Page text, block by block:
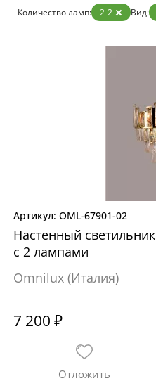
Количество ламп: 2-2 Вид:
OML-67901-02
Настенный
с 2 лампами
Omnilux (Италия)
7 200 ₽